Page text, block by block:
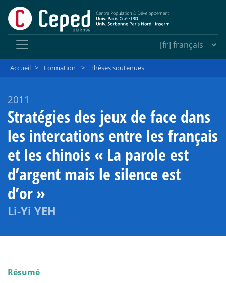
Accueil > Formation > Thèses soutenues
2011
Stratégies des jeux de face dans
les intercations entre les français
et les chinois « La parole est
d’argent mais le silence est
d’or»
Li-Yi YEH
Résumé